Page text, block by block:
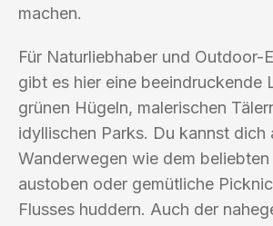
machen.
Für Naturliebhaber und Outdoor-
gibt es hier eine beeindruckende
grünen Hügeln, malerischen
idyllischen Parks. Du kannst dich
Wanderwegen wie dem beliebten
austoben oder gemütliche
Flusses huddern. Auch der